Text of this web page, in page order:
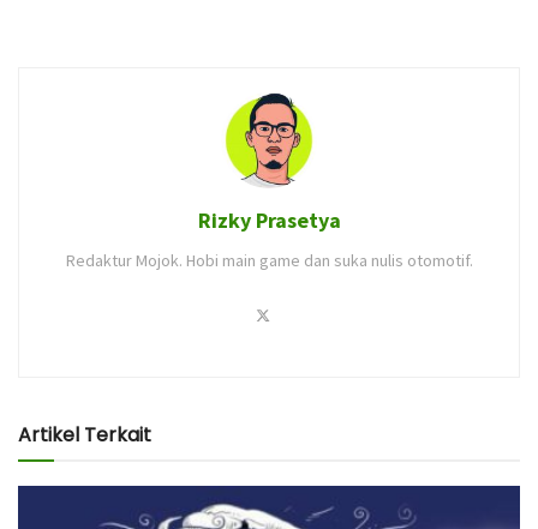
Rizky Prasetya
Redaktur Mojok. Hobi main game dan suka nulis otomotif.
Artikel Terkait